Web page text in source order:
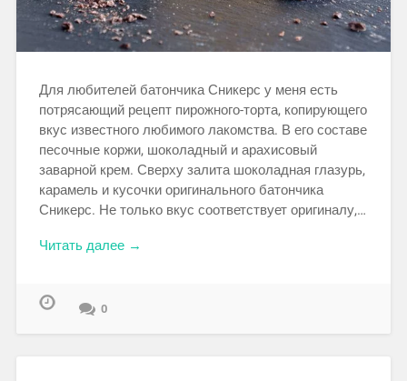
Для любителей батончика Сникерс у меня есть
потрясающий рецепт пирожного-торта, копирующего
вкус известного любимого лакомства. В его составе
песочные коржи, шоколадный и арахисовый
заварной крем. Сверху залита шоколадная глазурь,
карамель и кусочки оригинального батончика
Сникерс. Не только вкус соответствует оригиналу,…
Читать далее →
0